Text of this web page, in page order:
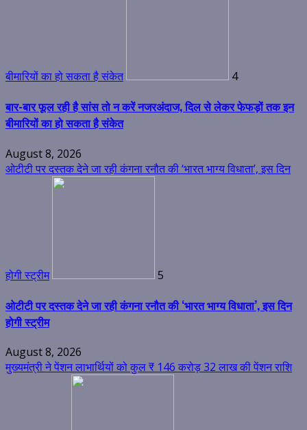
बीमारियों का हो सकता है संकेत 4
बार-बार फूल रही है सांस तो न करें नजरअंदाज, दिल से लेकर फेफड़ों तक इन
बीमारियों का हो सकता है संकेत
August 8, 2026
ओटीटी पर दस्तक देने जा रही कंगना रनौत की ‘भारत भाग्य विधाता’, इस दिन
होगी स्ट्रीम 5
ओटीटी पर दस्तक देने जा रही कंगना रनौत की ‘भारत भाग्य विधाता’, इस दिन
होगी स्ट्रीम
August 8, 2026
मुख्यमंत्री ने पेंशन लाभार्थियों को कुल ₹ 146 करोड़ 32 लाख की पेंशन राशि